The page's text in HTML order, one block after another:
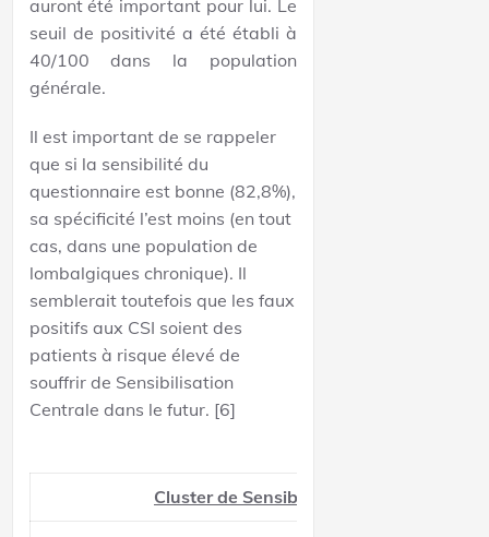
auront été important pour lui. Le
seuil de positivité a été établi à
40/100 dans la population
générale.
Il est important de se rappeler
que si la sensibilité du
questionnaire est bonne (82,8%),
sa spécificité l’est moins (en tout
cas, dans une population de
lombalgiques chronique). Il
semblerait toutefois que les faux
positifs aux CSI soient des
patients à risque élevé de
souffrir de Sensibilisation
Centrale dans le futur. [6]
Cluster de Sensibilisation Centrale en